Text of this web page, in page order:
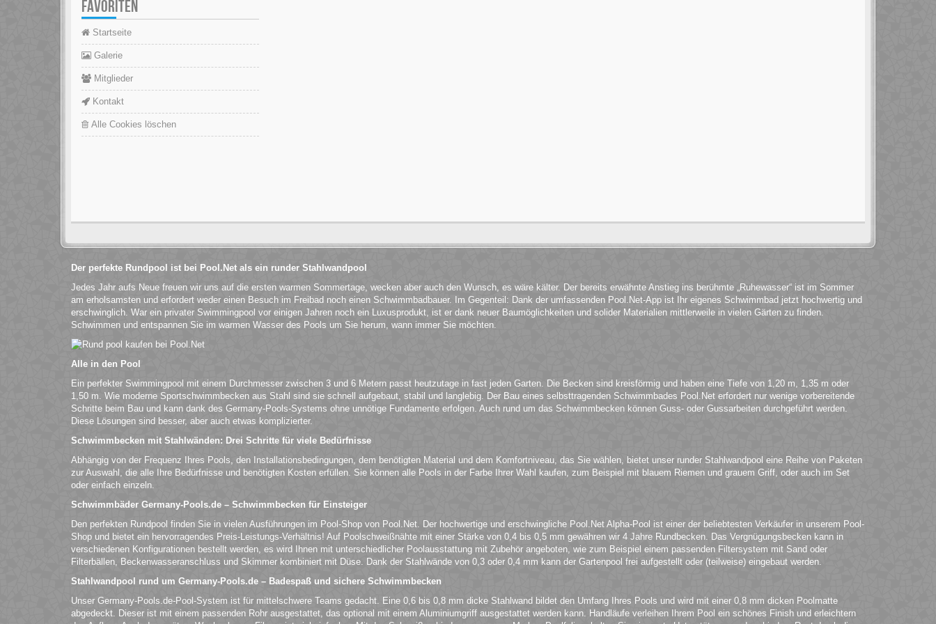
FAVORITEN
Startseite
Galerie
Mitglieder
Kontakt
Alle Cookies löschen
Der perfekte Rundpool ist bei Pool.Net als ein runder Stahlwandpool
Jedes Jahr aufs Neue freuen wir uns auf die ersten warmen Sommertage, wecken aber auch den Wunsch, es wäre kälter. Der bereits erwähnte Anstieg ins berühmte „Ruhewasser“ ist im Sommer
am erholsamsten und erfordert weder einen Besuch im Freibad noch einen Schwimmbadbauer. Im Gegenteil: Dank der umfassenden Pool.Net-App ist Ihr eigenes Schwimmbad jetzt hochwertig und
erschwinglich. War ein privater Swimmingpool vor einigen Jahren noch ein Luxusprodukt, ist er dank neuer Baumöglichkeiten und solider Materialien mittlerweile in vielen Gärten zu finden.
Schwimmen und entspannen Sie im warmen Wasser des Pools um Sie herum, wann immer Sie möchten.
Alle in den Pool
Ein perfekter Swimmingpool mit einem Durchmesser zwischen 3 und 6 Metern passt heutzutage in fast jeden Garten. Die Becken sind kreisförmig und haben eine Tiefe von 1,20 m, 1,35 m oder
1,50 m. Wie moderne Sportschwimmbecken aus Stahl sind sie schnell aufgebaut, stabil und langlebig. Der Bau eines selbsttragenden Schwimmbades Pool.Net erfordert nur wenige vorbereitende
Schritte beim Bau und kann dank des Germany-Pools-Systems ohne unnötige Fundamente erfolgen. Auch rund um das Schwimmbecken können Guss- oder Gussarbeiten durchgeführt werden.
Diese Lösungen sind besser, aber auch etwas komplizierter.
Schwimmbecken mit Stahlwänden: Drei Schritte für viele Bedürfnisse
Abhängig von der Frequenz Ihres Pools, den Installationsbedingungen, dem benötigten Material und dem Komfortniveau, das Sie wählen, bietet unser runder Stahlwandpool eine Reihe von Paketen
zur Auswahl, die alle Ihre Bedürfnisse und benötigten Kosten erfüllen. Sie können alle Pools in der Farbe Ihrer Wahl kaufen, zum Beispiel mit blauem Riemen und grauem Griff, oder auch im Set
oder einfach einzeln.
Schwimmbäder Germany-Pools.de – Schwimmbecken für Einsteiger
Den perfekten Rundpool finden Sie in vielen Ausführungen im Pool-Shop von Pool.Net. Der hochwertige und erschwingliche Pool.Net Alpha-Pool ist einer der beliebtesten Verkäufer in unserem Pool-
Shop und bietet ein hervorragendes Preis-Leistungs-Verhältnis! Auf Poolschweißnähte mit einer Stärke von 0,4 bis 0,5 mm gewähren wir 4 Jahre Rundbecken. Das Vergnügungsbecken kann in
verschiedenen Konfigurationen bestellt werden, es wird Ihnen mit unterschiedlicher Poolausstattung mit Zubehör angeboten, wie zum Beispiel einem passenden Filtersystem mit Sand oder
Filterbällen, Beckenwasseranschluss und Skimmer kombiniert mit Düse. Dank der Stahlwände von 0,3 oder 0,4 mm kann der Gartenpool frei aufgestellt oder (teilweise) eingebaut werden.
Stahlwandpool rund um Germany-Pools.de – Badespaß und sichere Schwimmbecken
Unser Germany-Pools.de-Pool-System ist für mittelschwere Teams gedacht. Eine 0,6 bis 0,8 mm dicke Stahlwand bildet den Umfang Ihres Pools und wird mit einer 0,8 mm dicken Poolmatte
abgedeckt. Dieser ist mit einem passenden Rohr ausgestattet, das optional mit einem Aluminiumgriff ausgestattet werden kann. Handläufe verleihen Ihrem Pool ein schönes Finish und erleichtern